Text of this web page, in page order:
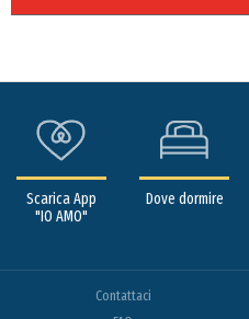
Scarica App
"IO AMO"
Dove dormire
Contattaci